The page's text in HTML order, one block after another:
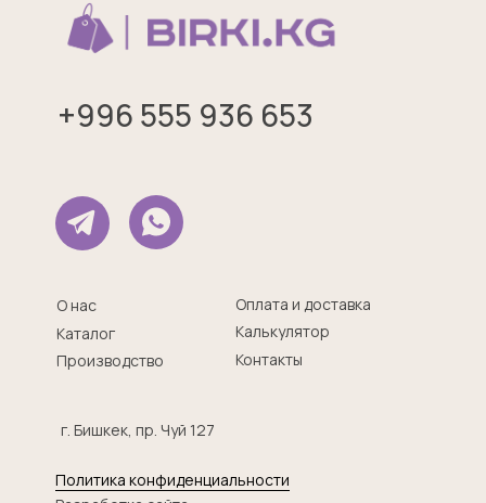
+996 555 936 653
Каталог
Контакты
Калькулятор
Производство
О нас Оплата и доставка
г. Бишкек, пр. Чуй 127
Политика конфиденциальности